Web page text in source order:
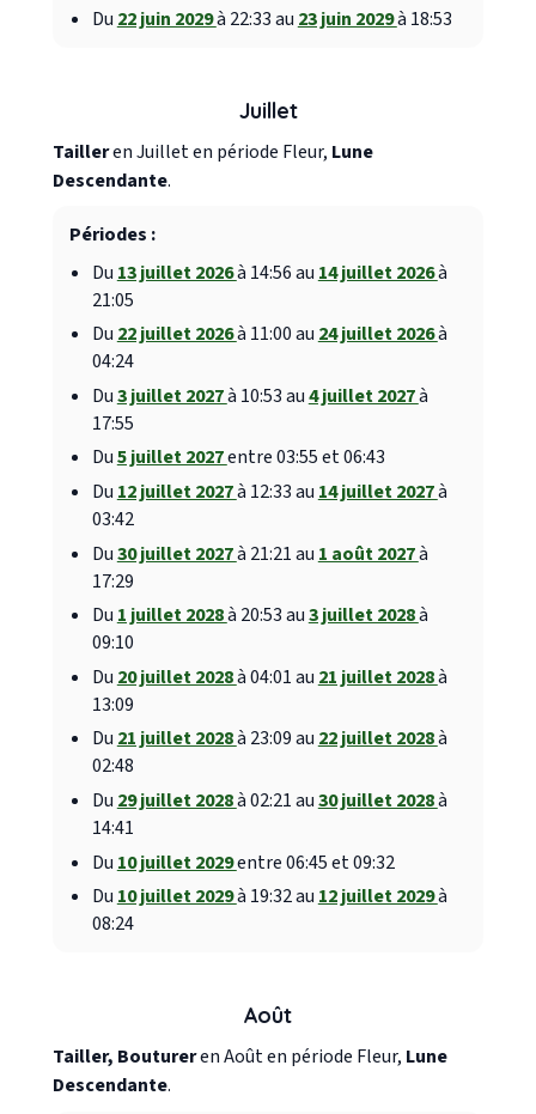
Du 22 juin 2029à 22:33 au 23 juin 2029à 18:53
Juillet
Tailleren Juillet en période Fleur, Lune
Descendante.
Périodes :
Du 13 juillet 2026à 14:56 au 14 juillet 2026à
21:05
Du 22 juillet 2026à 11:00 au 24 juillet 2026à
04:24
Du3 juillet 2027à 10:53 au4 juillet 2027à
17:55
Du5 juillet 2027entre 03:55 et 06:43
Du 12 juillet 2027à 12:33 au 14 juillet 2027à
03:42
Du30 juillet 2027à 21:21 au 1 août 2027à
17:29
Du 1 juillet 2028à 20:53 au3 juillet 2028à
09:10
Du 20 juillet 2028à 04:01 au 21 juillet 2028à
13:09
Du 21 juillet 2028à 23:09 au 22 juillet 2028à
02:48
Du 29 juillet 2028à 02:21 au30 juillet 2028à
14:41
Du 10 juillet 2029entre 06:45 et 09:32
Du 10 juillet 2029à 19:32 au 12 juillet 2029à
08:24
Août
Tailler, Boutureren Août en période Fleur, Lune
Descendante.